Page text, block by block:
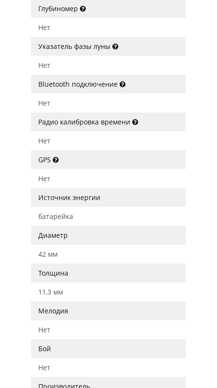
Глубиномер
Нет
Указатель фазы луны
Нет
Bluetooth подключение
Нет
Радио калибровка времени
Нет
GPS
Нет
Источник энергии
батарейка
Диаметр
42 мм
Толщина
11,3 мм
Мелодия
Нет
Бой
Нет